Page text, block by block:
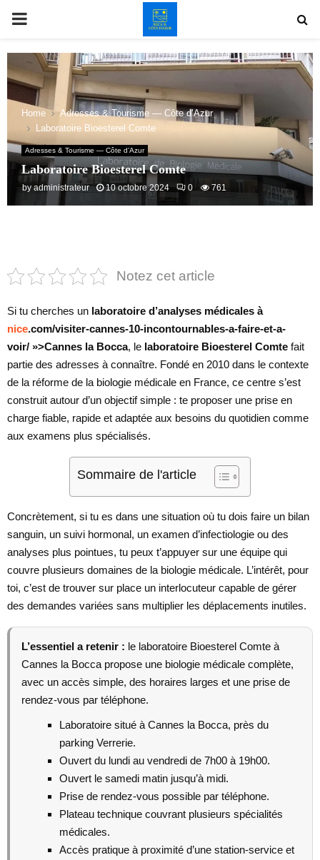
PRIMARY
MENU
Home
Adresses & Tourisme — Côte d’Azur
Laboratoire Bioesterel Comte
Adresses & Tourisme — Côte d’Azur
Laboratoire Bioesterel Comte
by administrateur 10 octobre 2024 0 761
Notez cet article
Si tu cherches un laboratoire d’analyses médicales à
nice.com/visiter-cannes-10-incontournables-a-faire-et-a-
voir/ »>Cannes la Bocca, le laboratoire Bioesterel Comte fait
partie des adresses à connaître. Fondé en 2010 dans le contexte
de la réforme de la biologie médicale en France, ce centre s’est
construit autour d’un objectif simple : te proposer une prise en
charge fiable, rapide et adaptée aux besoins du quotidien comme
aux examens plus spécialisés.
Sommaire de l'article
Concrètement, si tu es dans une situation où tu dois faire un bilan
sanguin, un suivi hormonal, un examen d’infectiologie ou des
analyses plus pointues, tu peux t’appuyer sur une équipe qui
couvre plusieurs domaines de la biologie médicale. L’intérêt, pour
toi, c’est de trouver sur place un interlocuteur capable de gérer
des demandes variées sans multiplier les déplacements inutiles.
L’essentiel a retenir : le laboratoire Bioesterel Comte à
Cannes la Bocca propose une biologie médicale complète,
avec un accès simple, des horaires larges et une prise de
rendez-vous par téléphone.
Laboratoire situé à Cannes la Bocca, près du
parking Verrerie.
Ouvert du lundi au vendredi de 7h00 à 19h00.
Ouvert le samedi matin jusqu’à midi.
Prise de rendez-vous possible par téléphone.
Plateau technique couvrant plusieurs spécialités
médicales.
Accès pratique à proximité d’une station-service et